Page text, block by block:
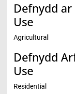
Defnydd
Use
Agricultural
Defnydd
Use
Residential